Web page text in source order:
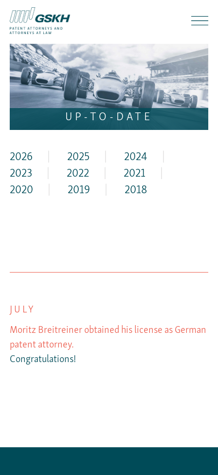
UP-TO-DATE
2026 2025 2024
2023
2022 2021
2020
2019 2018
JULY
Moritz Breitreiner obtained his license as German
patent attorney.
Congratulations!